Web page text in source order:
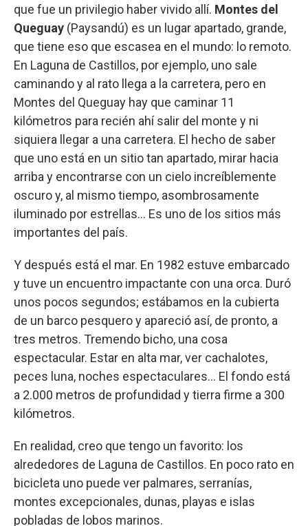
que fue un privilegio haber vivido allí. Montes del
Queguay (Paysandú) es un lugar apartado, grande,
que tiene eso que escasea en el mundo: lo remoto.
En Laguna de Castillos, por ejemplo, uno sale
caminando y al rato llega a la carretera, pero en
Montes del Queguay hay que caminar 11
kilómetros para recién ahí salir del monte y ni
siquiera llegar a una carretera. El hecho de saber
que uno está en un sitio tan apartado, mirar hacia
arriba y encontrarse con un cielo increíblemente
oscuro y, al mismo tiempo, asombrosamente
iluminado por estrellas… Es uno de los sitios más
importantes del país.
Y después está el mar. En 1982 estuve embarcado
y tuve un encuentro impactante con una orca. Duró
unos pocos segundos; estábamos en la cubierta
de un barco pesquero y apareció así, de pronto, a
tres metros. Tremendo bicho, una cosa
espectacular. Estar en alta mar, ver cachalotes,
peces luna, noches espectaculares… El fondo está
a 2.000 metros de profundidad y tierra firme a 300
kilómetros.
En realidad, creo que tengo un favorito: los
alrededores de Laguna de Castillos. En poco rato en
bicicleta uno puede ver palmares, serranías,
montes excepcionales, dunas, playas e islas
pobladas de lobos marinos.